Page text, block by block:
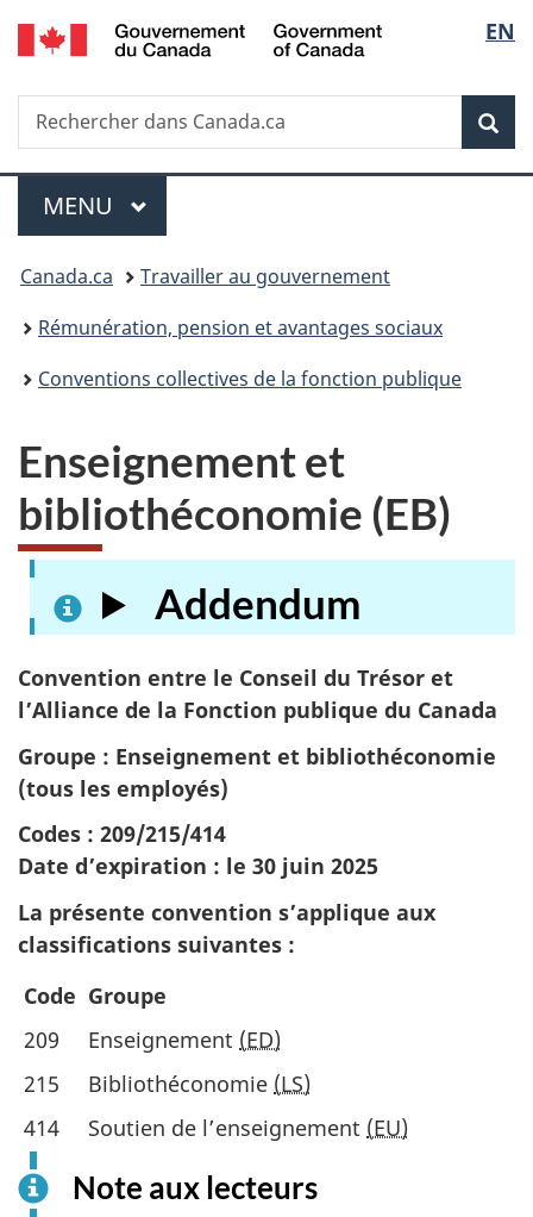
Passer
au
principal
Passer
à
Au
du
Passer
à
version
simplifiée
de
la
EN
Recherche
Rechercher
dans
Menu
MENU PRINCIPAL
Vous
êtes
ici :
Canada.ca
Travailler au gouvernement
Rémunération, pension et avantages sociaux
Conventions collectives de la fonction publique
Enseignement et
bibliothéconomie (EB)
Addendum
Convention entre le Conseil du Trésor et
l’Alliance de la Fonction publique du Canada
Groupe : Enseignement et bibliothéconomie
(tous les employés)
Codes : 209/215/414
Date d’expiration : le 30 juin 2025
La présente convention s’applique aux
classifications suivantes :
Code Groupe
209
Enseignement (ED)
215
Bibliothéconomie (LS)
414
Soutien de l’enseignement (EU)
Note aux lecteurs